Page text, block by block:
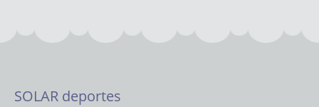
SOLAR deportes